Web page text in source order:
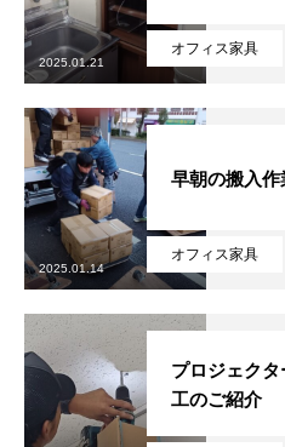
オフィス家具
2025.01.21
オフィス家具
早朝の搬入作
2025.01.14
プロジェク
工のご紹介